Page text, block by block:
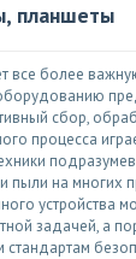
планшеты
все более
сбор,
процесса
пыли на
устройства
задачей, а